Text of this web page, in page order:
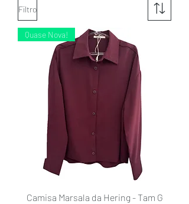
Filtro
Quase Nova!
Camisa Marsala da Hering - Tam G